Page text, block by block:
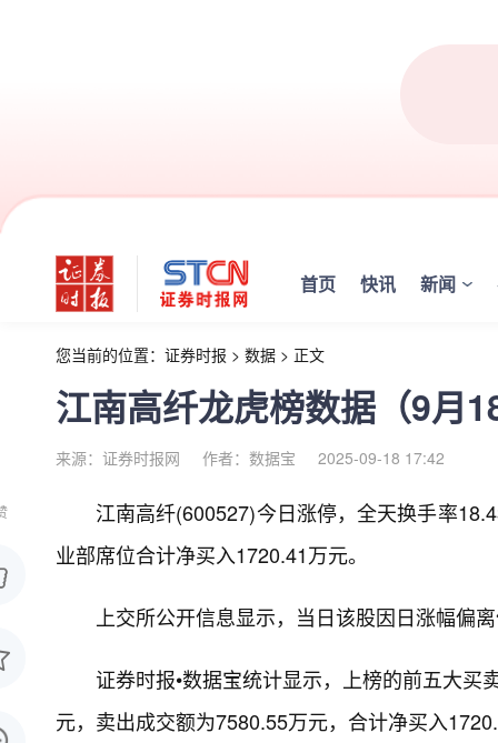
首页 快讯 新闻
您当前的位置： 证券时报 > 数据 > 正文
江南高纤龙虎榜数据（9月
来源：证券时报网 作者：数据宝 2025-09-18 17:42
江南高纤(600527)今日涨停，全天换手率
业部席位合计净买入1720.41万元。
上交所公开信息显示，当日该股因日涨幅偏
证券时报•数据宝统计显示，上榜的前五大
元，卖出成交额为7580.55万元，合计净买入